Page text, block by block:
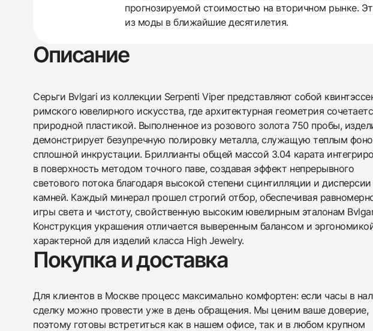
прогнозируемой стоимостью на вторичном рынке.
из моды в ближайшие десятилетия.
Описание
Серьги Bvlgari из коллекции Serpenti Viper представляют собой
римского ювелирного искусства, где архитектурная геометрия
природной пластикой. Выполненное из розового золота 750 пробы,
демонстрирует безупречную полировку металла, служащую теплым
сплошной инкрустации. Бриллианты общей массой 3.04 карата
в поверхность методом точного паве, создавая эффект непрерывного
светового потока благодаря высокой степени сцинтилляции и дисперсии
камней. Каждый минерал прошел строгий отбор, обеспечивая
игры света и чистоту, свойственную высоким ювелирным эталонам
Конструкция украшения отличается выверенным балансом и
характерной для изделий класса High Jewelry.
Покупка и доставка
Для клиентов в Москве процесс максимально комфортен: если часы в
сделку можно провести уже в день обращения. Мы ценим ваше доверие,
поэтому готовы встретиться как в нашем офисе, так и в любом крупном
Оставьте ваши
вами
Bvlgari
Serpenti
Новые
Отправить
Bvlgari
Новые
Отправить заявку